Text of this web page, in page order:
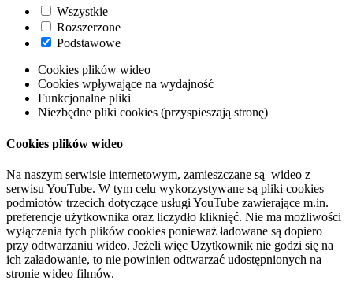
Wszystkie
Rozszerzone
Podstawowe
Cookies plików wideo
Cookies wpływające na wydajność
Funkcjonalne pliki
Niezbędne pliki cookies (przyspieszają stronę)
Cookies plików wideo
Na naszym serwisie internetowym, zamieszczane są wideo z
serwisu YouTube. W tym celu wykorzystywane są pliki cookies
podmiotów trzecich dotyczące usługi YouTube zawierające m.in.
preferencje użytkownika oraz liczydło kliknięć. Nie ma możliwości
wyłączenia tych plików cookies ponieważ ładowane są dopiero
przy odtwarzaniu wideo. Jeżeli więc Użytkownik nie godzi się na
ich załadowanie, to nie powinien odtwarzać udostępnionych na
stronie wideo filmów.